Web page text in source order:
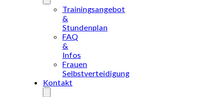
Trainingsangebot
&
Stundenplan
FAQ
&
Infos
Frauen
Selbstverteidigung
Kontakt